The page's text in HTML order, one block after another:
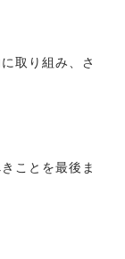
取り組み、さ
ことを最後ま